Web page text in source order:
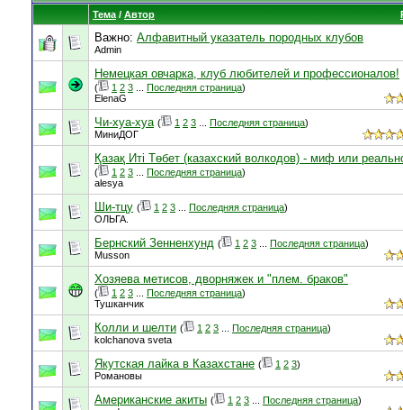
Тема / Автор
Важно: Алфавитный указатель породных клубов
Admin
Немецкая овчарка, клуб любителей и профессионалов!
( 1 2 3 Последняя страница)
ElenaG
Чи-хуа-хуа ( 1 2 3 Последняя страница)
МиниДОГ
Қазақ Иті Төбет (казахский волкодов) - миф или
( 1 2 3 Последняя страница)
alesya
Ши-тцу ( 1 2 3 Последняя страница)
ОЛЬГА.
Бернский Зенненхунд ( 1 2 3 Последняя страница)
Musson
Хозяева метисов, дворняжек и "плем. браков"
( 1 2 3 Последняя страница)
Тушканчик
Колли и шелти ( 1 2 3 Последняя страница)
kolchanova sveta
Якутская лайка в Казахстане ( 1 2 3)
Романовы
Американские акиты ( 1 2 3 Последняя страница)